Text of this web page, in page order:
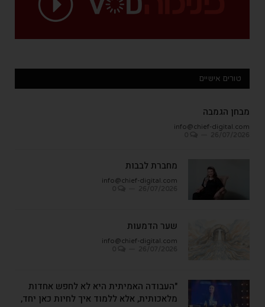
טורים אישיים
מבחן הגמבה
info@chief-digital.com
מחברת לבבות
info@chief-digital.com
שער הדמעות
info@chief-digital.com
"העבודה האמיתית היא לא לחפש אחדות
מלאכותית, אלא ללמוד איך לחיות כאן יחד,